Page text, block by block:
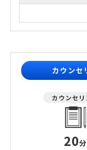
カウンセ
カウンセ
20分